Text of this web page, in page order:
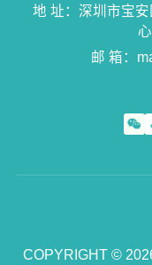
地 址：深圳市宝
邮 箱：
COPYRIGHT ©